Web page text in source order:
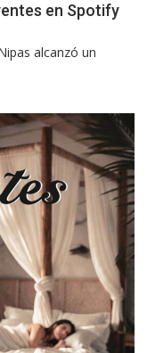
en Spotify
alcanzó un